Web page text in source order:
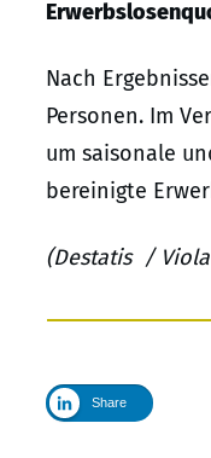
Nach
Personen. Im
um saisonale
bereinigte
(Destatis /
Share